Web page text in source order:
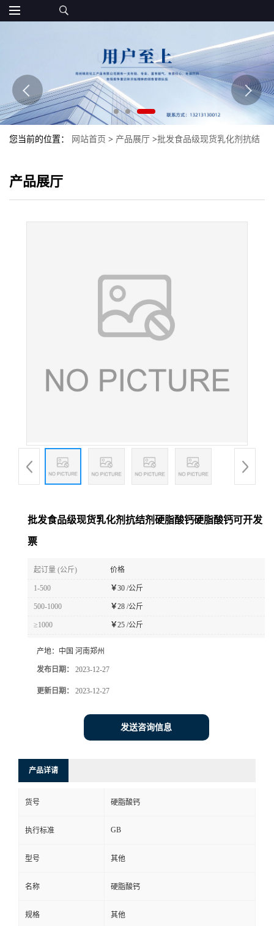
您当前的位置： 网站首页 > 产品展厅 >批发食品级现货乳化剂抗结
产品展厅
批发食品级现货乳化剂抗结剂硬脂酸钙硬脂酸钙可开发
票
起订量 (公斤) 价格
1-500 ￥30 /公斤
500-1000 ￥28 /公斤
≥1000 ￥25 /公斤
产地： 中国 河南郑州
发布日期： 2023-12-27
更新日期： 2023-12-27
发送咨询信息
产品详请
货号 硬脂酸钙
执行标准 GB
型号 其他
名称 硬脂酸钙
规格 其他